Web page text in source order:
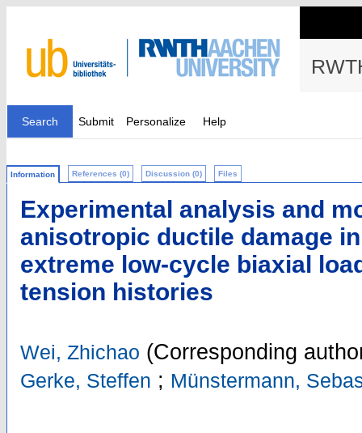
Search Submit Personalize Help
Information References (0) Discussion (0) Files
Experimental analysis and
anisotropic ductile damage
extreme low-cycle biaxial
tension histories
Wei, Zhichao (Corresponding
Gerke, Steffen ; Münstermann,